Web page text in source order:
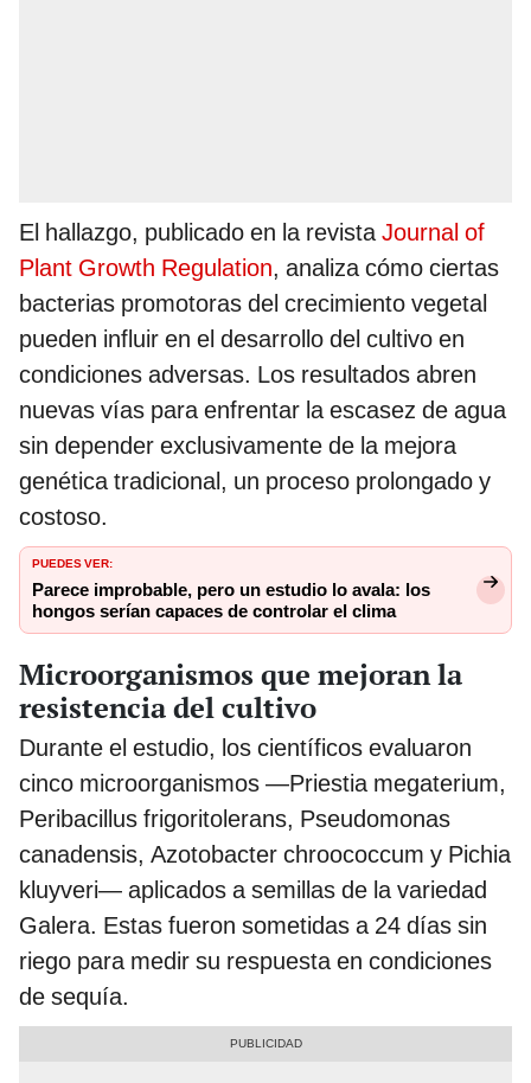
El hallazgo, publicado en la revistaJournal of
Plant Growth Regulation, analiza cómo ciertas
bacterias promotoras del crecimiento vegetal
pueden influir en el desarrollo del cultivo en
condiciones adversas. Los resultados abren
nuevas vías para enfrentar la escasez de agua
sin depender exclusivamente de la mejora
genética tradicional, un proceso prolongado y
costoso.
PUEDES VER:
Parece improbable, pero un estudio lo avala: los
hongos serían capaces de controlar el clima
Microorganismos que mejoran la
resistencia del cultivo
Durante el estudio, los científicos evaluaron
cinco microorganismos —Priestia megaterium,
Peribacillus frigoritolerans, Pseudomonas
canadensis, Azotobacter chroococcum y Pichia
kluyveri— aplicados a semillas de la variedad
Galera. Estas fueron sometidas a 24 días sin
riego para medir su respuesta en condiciones
de sequía.